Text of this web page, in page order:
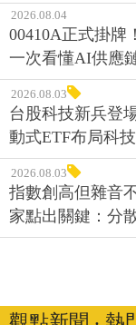
2026.08.04
00410A正式掛牌
一次看懂AI供應
2026.08.03
台股科技新兵登
動式ETF布局科
2026.08.03
指數創高但雜音
家點出關鍵：分